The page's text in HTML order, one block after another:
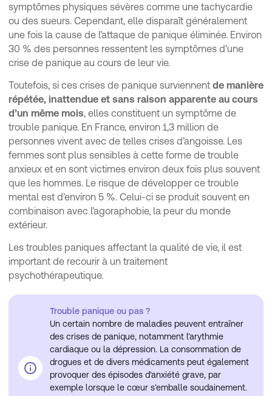
symptômes physiques sévères comme une tachycardie
ou des sueurs. Cependant, elle disparaît généralement
une fois la cause de l’attaque de panique éliminée. Environ
30 % des personnes ressentent les symptômes d’une
crise de panique au cours de leur vie.
Toutefois, si ces crises de panique surviennent de manière
répétée, inattendue et sans raison apparente au cours
d’un même mois, elles constituent un symptôme de
trouble panique. En France, environ 1,3 million de
personnes vivent avec de telles crises d’angoisse. Les
femmes sont plus sensibles à cette forme de trouble
anxieux et en sont victimes environ deux fois plus souvent
que les hommes. Le risque de développer ce trouble
mental est d’environ 5 %. Celui-ci se produit souvent en
combinaison avec l’agoraphobie, la peur du monde
extérieur.
Les troubles paniques affectant la qualité de vie, il est
important de recourir à un traitement
psychothérapeutique.
Trouble panique ou pas ?
Un certain nombre de maladies peuvent entraîner
des crises de panique, notamment l’arythmie
cardiaque ou la dépression. La consommation de
drogues et de divers médicaments peut également
provoquer des épisodes d’anxiété grave, par
exemple lorsque le cœur s’emballe soudainement.